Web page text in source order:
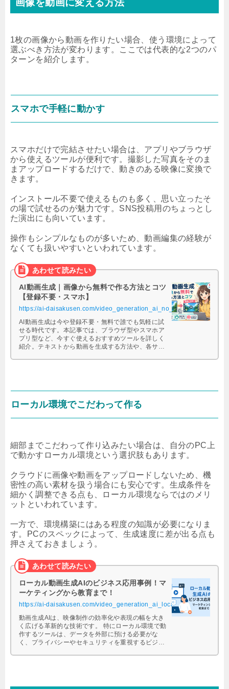
画像を動画に変える方法
1枚の画像から動画を作りたい場合、使う環境によって
選ぶべき方法が変わります。ここでは代表的な2つのパ
ターンを紹介します。
スマホで手軽に動かす
スマホだけで完結させたい場合は、アプリやブラウザ
から使えるツールが便利です。撮影した写真をそのま
まアップロードするだけで、動きのある映像に変換で
きます。
インストール不要で使えるものも多く、思い立ったそ
の場で試せるのが魅力です。SNS投稿用のちょっとし
た演出にも向いています。
操作もシンプルなものが多いため、動画編集の経験が
なくても扱いやすいといわれています。
AI動画生成｜画像から無料で作る方法とコツ
【登録不要・スマホ】
https://ai-daisakusen.com/video_generation_ai_no_registration_required/
AI動画生成は今や登録不要・無料で誰でも気軽に試
せる時代です。本記事では、ブラウザ型やスマホア
プリ型など、今すぐ使えるおすすめツールを詳しく
紹介。テキストから動画を生成する方法や、各サー
ったAI動画生成ツールを見つけましょう。
ローカル環境でこだわって作る
細部までこだわって作り込みたい場合は、自分のPC上
で動かすローカル環境という選択肢もあります。
クラウドに画像や動画をアップロードしないため、機
密性の高い素材を扱う場合にも安心です。生成条件を
細かく調整できる点も、ローカル環境ならではのメリ
ットといわれています。
一方で、環境構築にはある程度の知識が必要になりま
す。PCのスペックによって、生成速度に差が出る点も
押さえておきましょう。
ローカル動画生成AIのビジネス応用事例！マ
ーケティングから教育まで！
https://ai-daisakusen.com/video_generation_ai_local/
動画生成AIは、映像制作の効率化や表現の幅を大き
く広げる革新的な技術です。 特にローカル環境で動
作するツールは、データを外部に預ける必要がな
く、プライバシーやセキュリティを重視するビジネ